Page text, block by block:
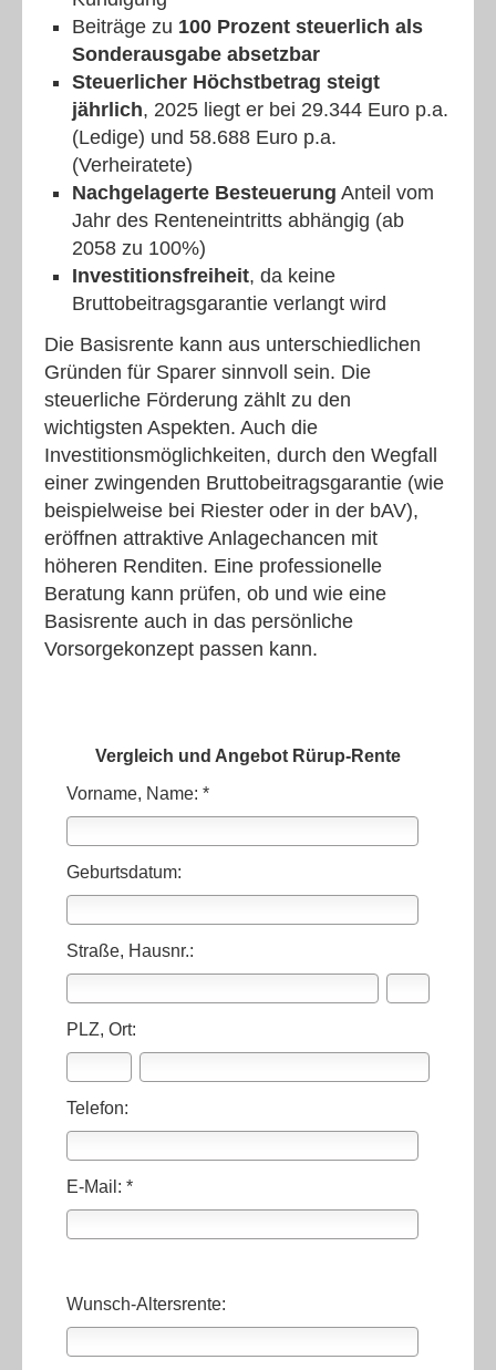
Beiträge zu 100 Prozent steuerlich als
Sonderausgabe absetzbar
Steuerlicher Höchstbetrag steigt
jährlich, 2025 liegt er bei 29.344 Euro p.a.
(Ledige) und 58.688 Euro p.a.
(Verheiratete)
Nachgelagerte Besteuerung Anteil vom
Jahr des Renteneintritts abhängig (ab
2058 zu 100%)
Investitionsfreiheit, da keine
Bruttobeitragsgarantie verlangt wird
Die Basisrente kann aus unterschiedlichen
Gründen für Sparer sinnvoll sein. Die
steuerliche Förderung zählt zu den
wichtigsten Aspekten. Auch die
Investitionsmöglichkeiten, durch den Wegfall
einer zwingenden Bruttobeitragsgarantie (wie
beispielweise bei Riester oder in der bAV),
eröffnen attraktive Anlagechancen mit
höheren Renditen. Eine professionelle
Beratung kann prüfen, ob und wie eine
Basisrente auch in das persönliche
Vorsorgekonzept passen kann.
Vergleich und Angebot Rürup-Rente
Vorname, Name: *
Geburtsdatum:
Straße, Hausnr.:
PLZ, Ort:
Telefon:
E-Mail: *
Wunsch-Altersrente: